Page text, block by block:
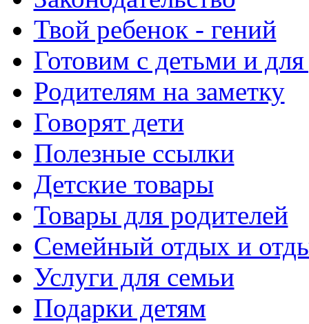
Твой ребенок - гений
Готовим с детьми и для
Родителям на заметку
Говорят дети
Полезные ссылки
Детские товары
Товары для родителей
Семейный отдых и
Услуги для семьи
Подарки детям